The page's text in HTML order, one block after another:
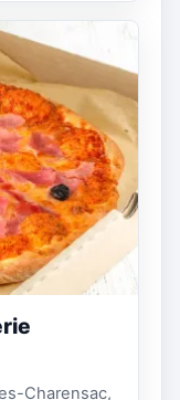
Charensac,